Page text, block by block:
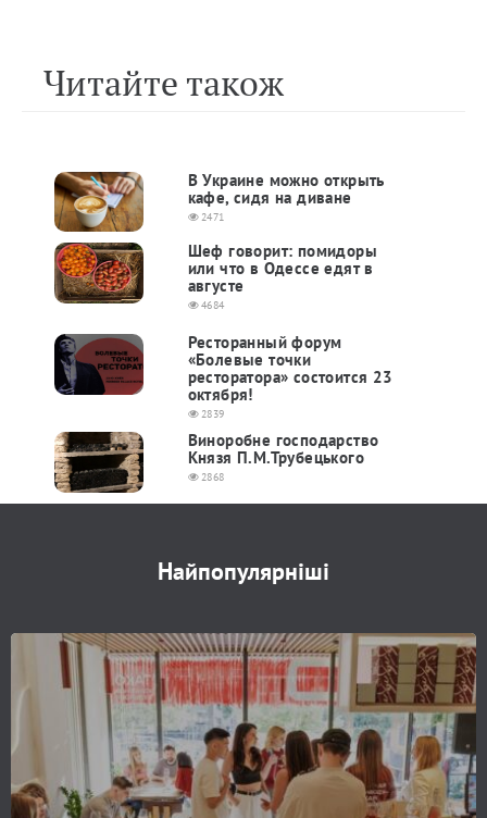
Читайте також
В Украине можно открыть
кафе, сидя на диване
2471
Шеф говорит: помидоры
или что в Одессе едят в
августе
4684
Ресторанный форум
«Болевые точки
ресторатора» состоится 23
октября!
2839
Виноробне господарство
Князя П.М.Трубецького
2868
Найпопулярніші